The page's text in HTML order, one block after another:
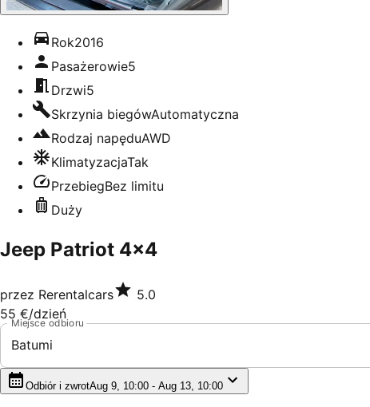
Rok2016
Pasażerowie5
Drzwi5
Skrzynia biegówAutomatyczna
Rodzaj napęduAWD
KlimatyzacjaTak
PrzebiegBez limitu
Duży
Jeep Patriot 4x4
przez Rerentalcars
5.0
55 €/dzień
Miejsce odbioru
Batumi
Odbiór i zwrotAug 9, 10:00 - Aug 13, 10:00